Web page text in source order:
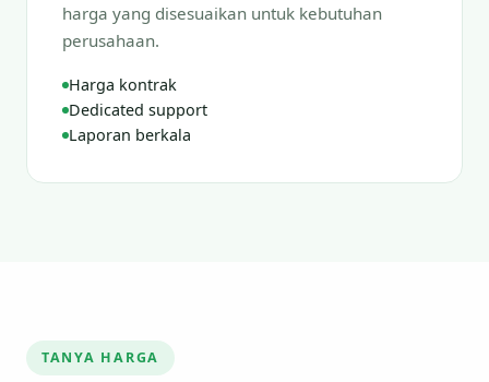
harga yang disesuaikan untuk kebutuhan
perusahaan.
Harga kontrak
Dedicated support
Laporan berkala
TANYA HARGA